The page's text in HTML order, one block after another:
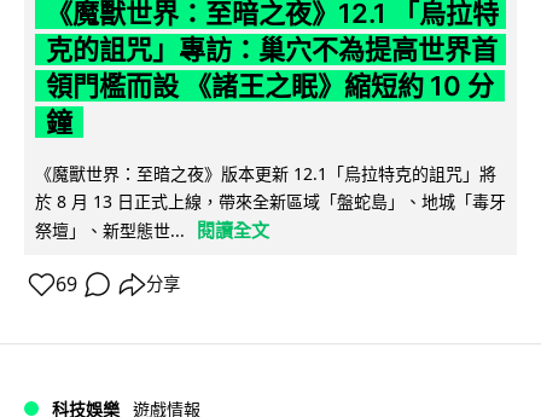
《魔獸世界：至暗之夜》12.1 「烏拉特
克的詛咒」專訪：巢穴不為提高世界首
領門檻而設 《諸王之眠》縮短約 10 分
鐘
《魔獸世界：至暗之夜》版本更新 12.1「烏拉特克的詛咒」將
於 8 月 13 日正式上線，帶來全新區域「盤蛇島」、地城「毒牙
祭壇」、新型態世...
閱讀全文
69 分享
科技娛樂 遊戲情報